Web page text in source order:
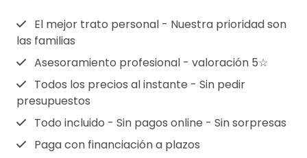
El mejor trato personal - Nuestra prioridad son
las familias
Asesoramiento profesional - valoración 5☆
Todos los precios al instante - Sin pedir
presupuestos
Todo incluido - Sin pagos online - Sin sorpresas
Paga con financiación a plazos